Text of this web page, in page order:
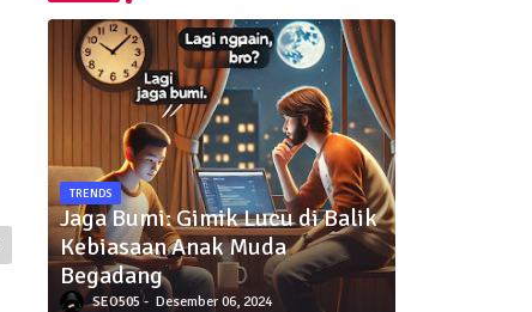
TRENDS
Jaga Bumi: Gimik Lucu di Balik
Kebiasaan Anak Muda
Begadang
SEO505 Desember 06, 2024